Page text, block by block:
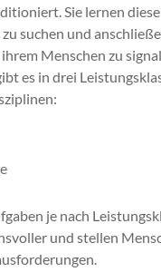
Sie lernen
suchen und
Menschen zu
es in drei
je nach
und stellen